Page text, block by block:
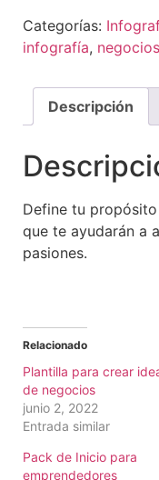
Categorías:
infografía, negocios
Descripción
Define tu
que te ayudarán a
pasiones.
Relacionado
Plantilla para crear
de negocios
junio 2, 2022
Entrada similar
Pack de Inicio para
emprendedores